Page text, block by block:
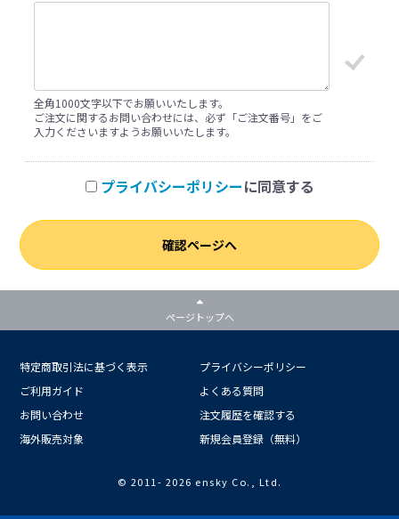
全角1000文字以下でお願いいたします。
ご注文に関するお問い合わせには、必ず「ご注文番号」をご
入力くださいますようお願いいたします。
プライバシーポリシーに同意する
確認ページへ
ページトップへ
特定商取引法に基づく表示
プライバシーポリシー
ご利用ガイド
よくある質問
お問い合わせ
注文履歴を確認する
海外販売対象
新規会員登録（無料）
© 2011- 2026 ensky Co., Ltd.